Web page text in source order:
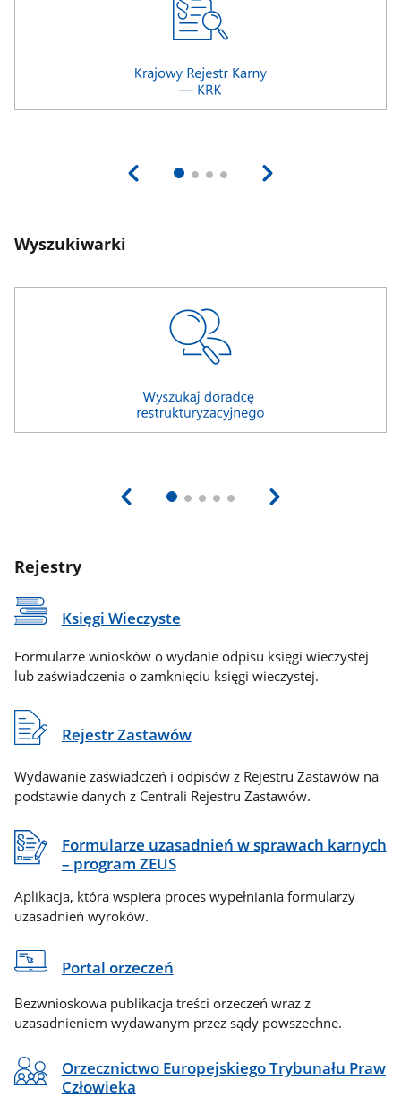
Wyszukiwarki
Rejestry
Księgi Wieczyste
Formularze wniosków o wydanie odpisu księgi wieczystej
lub zaświadczenia o zamknięciu księgi wieczystej.
Rejestr Zastawów
Wydawanie zaświadczeń i odpisów z Rejestru Zastawów na
podstawie danych z Centrali Rejestru Zastawów.
Formularze uzasadnień w sprawach karnych
– program ZEUS
Aplikacja, która wspiera proces wypełniania formularzy
uzasadnień wyroków.
Portal orzeczeń
Bezwnioskowa publikacja treści orzeczeń wraz z
uzasadnieniem wydawanym przez sądy powszechne.
Orzecznictwo Europejskiego Trybunału Praw
Człowieka